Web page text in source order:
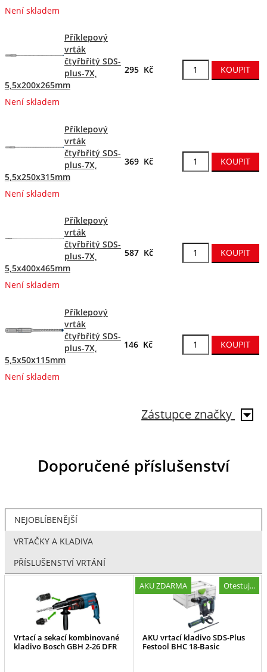
Není skladem
Příklepový
vrták
čtyřbřitý SDS-
plus-7X,
5,5x200x265mm
Není skladem
295 Kč
Příklepový
vrták
čtyřbřitý SDS-
plus-7X,
5,5x250x315mm
Není skladem
369 Kč
Příklepový
vrták
čtyřbřitý SDS-
plus-7X,
5,5x400x465mm
Není skladem
587 Kč
Příklepový
vrták
čtyřbřitý SDS-
plus-7X,
5,5x50x115mm
Není skladem
146 Kč
Zástupce značky
Doporučené příslušenství
NEJOBLÍBENĚJŠÍ
VRTAČKY A KLADIVA
PŘÍSLUŠENSTVÍ VRTÁNÍ
Vrtací a sekací kombinované
kladivo Bosch GBH 2-26 DFR
AKU ZDARMA Otestuj...
AKU vrtací kladivo SDS-Plus
Festool BHC 18-Basic